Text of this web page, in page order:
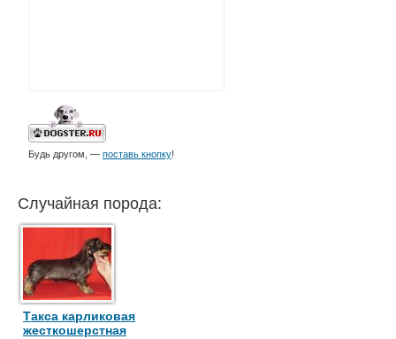
Будь другом, — поставь кнопку!
Случайная порода:
Такса карликовая
жесткошерстная